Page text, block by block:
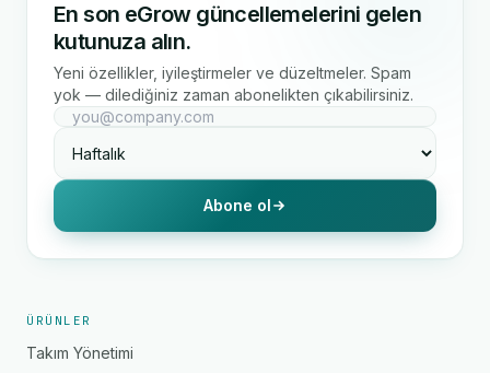
En son eGrow güncellemelerini gelen
kutunuza alın.
Yeni özellikler, iyileştirmeler ve düzeltmeler. Spam
yok — dilediğiniz zaman abonelikten çıkabilirsiniz.
Abone ol
ÜRÜNLER
Takım Yönetimi